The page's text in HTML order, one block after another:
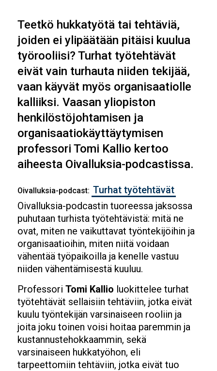
Teetkö hukkatyötä tai tehtäviä,
joiden ei ylipäätään pitäisi kuulua
työrooliisi? Turhat työtehtävät
eivät vain turhauta niiden tekijää,
vaan käyvät myös organisaatiolle
kalliiksi. Vaasan yliopiston
henkilöstöjohtamisen ja
organisaatiokäyttäytymisen
professori Tomi Kallio kertoo
aiheesta Oivalluksia-podcastissa.
Oivalluksia-podcast: Turhat työtehtävät
Oivalluksia-podcastin tuoreessa jaksossa
puhutaan turhista työtehtävistä: mitä ne
ovat, miten ne vaikuttavat työntekijöihin ja
organisaatioihin, miten niitä voidaan
vähentää työpaikoilla ja kenelle vastuu
niiden vähentämisestä kuuluu.
Professori Tomi Kallio luokittelee turhat
työtehtävät sellaisiin tehtäviin, jotka eivät
kuulu työntekijän varsinaiseen rooliin ja
joita joku toinen voisi hoitaa paremmin ja
kustannustehokkaammin, sekä
varsinaiseen hukkatyöhon, eli
tarpeettomiin tehtäviin, jotka eivät tuo